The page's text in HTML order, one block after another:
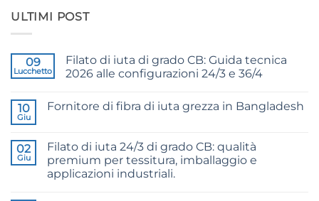
ULTIMI POST
09
Lucchetto
Filato di iuta di grado CB: Guida tecnica
2026 alle configurazioni 24/3 e 36/4
su
Yarn:
The
Technical
2026
Guide
10
Giu
Fornitore di fibra di iuta grezza in Bangladesh
Raw
Jute
Fibre
Supplier
02
Giu
Filato di iuta 24/3 di grado CB: qualità
premium per tessitura, imballaggio e
applicazioni industriali.